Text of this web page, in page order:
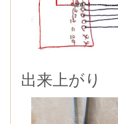
出来上がり